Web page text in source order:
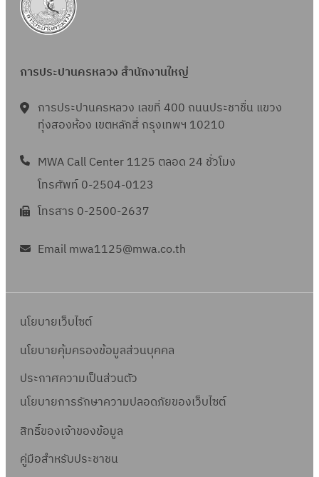
การประปานครหลวง สำนักงานใหญ่
การประปานครหลวง เลขที่ 400 ถนนประชาชื่น แขวง
ทุ่งสองห้อง เขตหลักสี่ กรุงเทพฯ 10210
MWA Call Center 1125 ตลอด 24 ชั่วโมง
โทรศัพท์ 0-2504-0123
โทรสาร 0-2500-2637
Email mwa1125@mwa.co.th
นโยบายเว็บไซต์
นโยบายคุ้มครองข้อมูลส่วนบุคคล
ประกาศความเป็นส่วนตัว
นโยบายการรักษาความปลอดภัยของเว็บไซต์
สิทธิ์ของเจ้าของข้อมูล
คู่มือสำหรับประชาชน